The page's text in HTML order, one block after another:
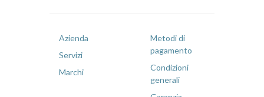
Azienda
Servizi
Marchi
Metodi di
pagamento
Condizioni
generali